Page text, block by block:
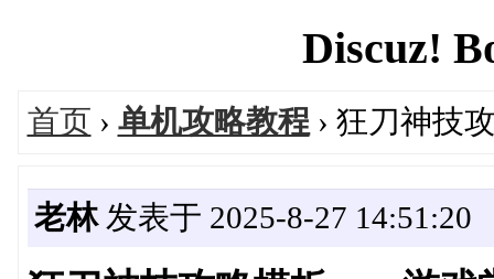
Discuz!
首页 › 单机攻略教程 › 狂刀神
老林发表于 2025-8-27 14:51:20